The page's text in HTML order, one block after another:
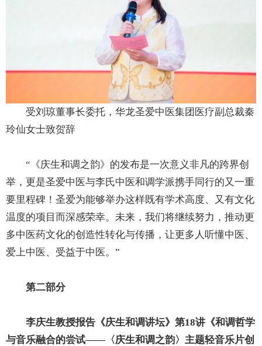
受刘琼董事长委托，华龙圣爱中医集团医疗副总裁秦
玲仙女士致贺辞
“《庆生和调之韵》的发布是一次意义非凡的跨界创
举，更是圣爱中医与李氏中医和调学派携手同行的又一重
要里程碑！圣爱为能够举办这样既有学术高度、又有文化
温度的项目而深感荣幸。未来，我们将继续努力，推动更
多中医药文化的创造性转化与传播，让更多人听懂中医、
爱上中医、受益于中医。”
第二部分
李庆生教授报告《庆生和调讲坛》第18讲《和调哲学
与音乐融合的尝试——〈庆生和调之韵〉主题轻音乐片创